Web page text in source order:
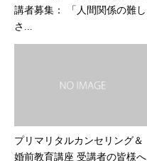
講者募集： 「人間関係の難し
さ...
プリマリタルカンセリング＆
婚前教育講座 受講者の皆様へ